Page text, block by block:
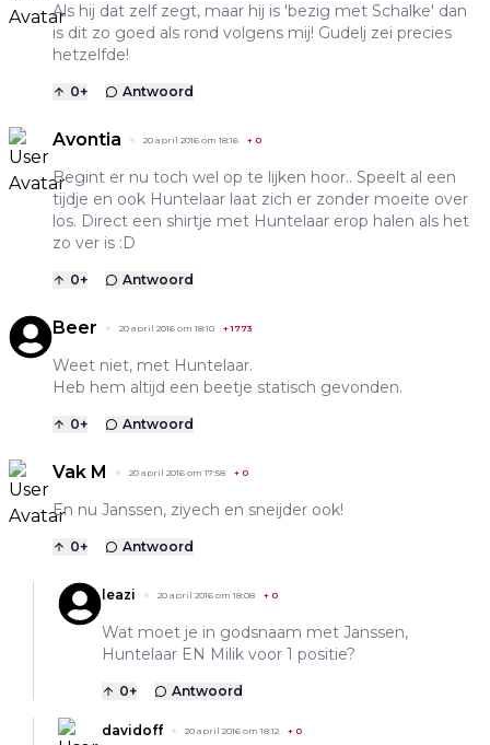
Als hij dat zelf zegt, maar hij is 'bezig met Schalke' dan
is dit zo goed als rond volgens mij! Gudelj zei precies
hetzelfde!
0+ Antwoord
Avontia 20 april 2016 om 18:16 + 0
Begint er nu toch wel op te lijken hoor.. Speelt al een
tijdje en ook Huntelaar laat zich er zonder moeite over
los. Direct een shirtje met Huntelaar erop halen als het
zo ver is :D
0+ Antwoord
Beer 20 april 2016 om 18:10 +1773
Weet niet, met Huntelaar.
Heb hem altijd een beetje statisch gevonden.
0+ Antwoord
Vak M 20 april 2016 om 17:58 + 0
En nu Janssen, ziyech en sneijder ook!
0+ Antwoord
leazi 20 april 2016 om 18:08 + 0
Wat moet je in godsnaam met Janssen,
Huntelaar EN Milik voor 1 positie?
0+ Antwoord
davidoff 20 april 2016 om 18:12 + 0